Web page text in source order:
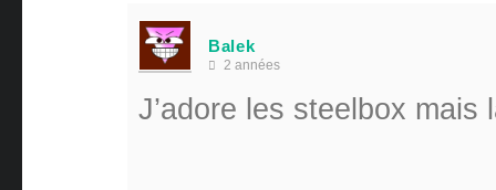
Balek
2 années
J’adore les steelbox